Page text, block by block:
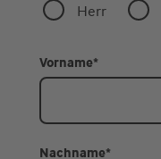
Herr
Vorname*
Nachname*